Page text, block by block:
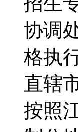
协调
格执
直辖
按照